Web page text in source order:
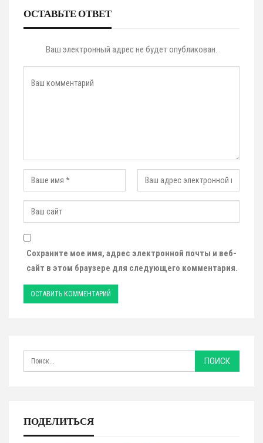
ОСТАВЬТЕ ОТВЕТ
Ваш электронный адрес не будет опубликован.
Сохраните мое имя, адрес электронной почты и веб-
сайт в этом браузере для следующего комментария.
ПОДЕЛИТЬСЯ